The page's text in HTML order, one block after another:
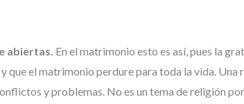
abiertas. En el matrimonio esto es así, pues la
el matrimonio perdure para toda la vida. Una
y problemas. No es un tema de religión